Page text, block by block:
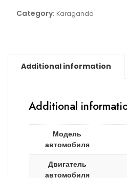
Category: Karaganda
Additional information
Additional
Модель
автомобиля
Двигатель
автомобиля